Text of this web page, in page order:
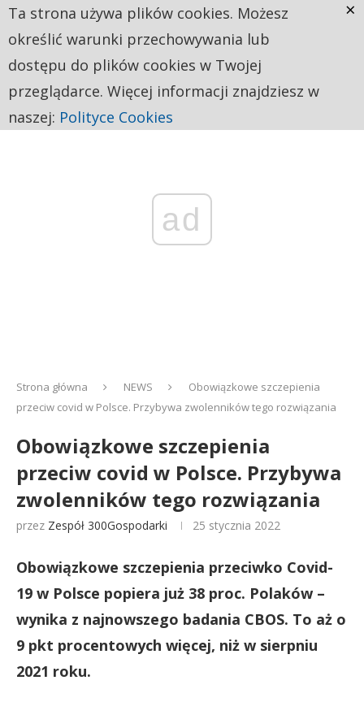
ad
Strona główna NEWS
Obowiązkowe szczepienia
przeciw covid w Polsce. Przybywa zwolenników tego rozwiązania
Obowiązkowe szczepienia
przeciw covid w Polsce. Przybywa
zwolenników tego rozwiązania
przez Zespół 300Gospodarki 25 stycznia 2022
Obowiązkowe szczepienia przeciwko Covid-
19 w Polsce popiera już 38 proc. Polaków –
wynika z najnowszego badania CBOS. To aż o
9 pkt procentowych więcej, niż w sierpniu
2021 roku.
Ta strona używa plików cookies. Możesz
określić warunki przechowywania lub
dostępu do plików cookies w Twojej
przeglądarce. Więcej informacji znajdziesz w
naszej: Polityce Cookies
×